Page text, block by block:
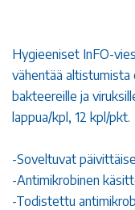
Hygieeniset InFO-
vähentää altistumista
bakteereille ja
lappua/kpl, 12 kpl/pkt.
-Soveltuvat
-Antimikrobinen
-Todistettu